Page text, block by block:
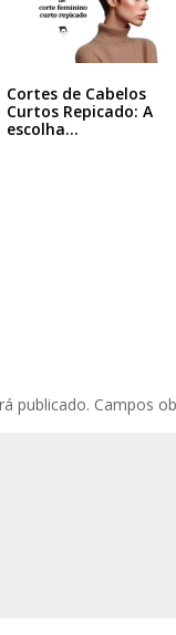
Cortes de Cabelos
Curtos Repicado: A
escolha…
publicado. Campos